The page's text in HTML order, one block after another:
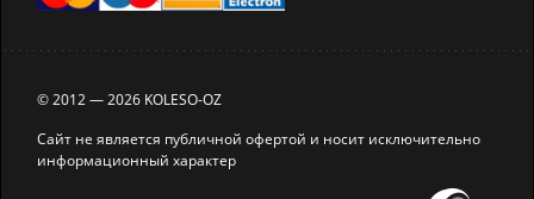
© 2012 — 2026 KOLESO-OZ
Сайт не является публичной офертой и носит исключительно
информационный характер